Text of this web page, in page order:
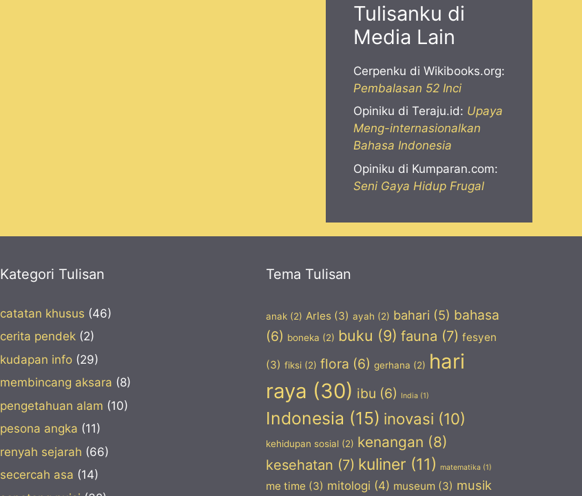
Tulisanku di
Media Lain
Cerpenku di Wikibooks.org:
Pembalasan 52 Inci
Opiniku di Teraju.id: Upaya
Meng-internasionalkan
Bahasa Indonesia
Opiniku di Kumparan.com:
Seni Gaya Hidup Frugal
Kategori Tulisan
catatan khusus (46)
cerita pendek(2)
kudapan info(29)
membincang aksara (8)
pengetahuan alam (10)
pesona angka (11)
renyah sejarah (66)
secercah asa (14)
Tema Tulisan
anak (2) Arles (3) ayah (2) bahari (5) bahasa
(6) boneka (2) buku (9) fauna (7) fesyen
(3) fiksi (2) flora (6) gerhana (2) hari
raya (30) ibu (6) India (1)
Indonesia (15) inovasi (10)
kehidupan sosial (2) kenangan (8)
kesehatan (7) kuliner (11) matematika (1)
me time (3) mitologi (4) museum (3) musik